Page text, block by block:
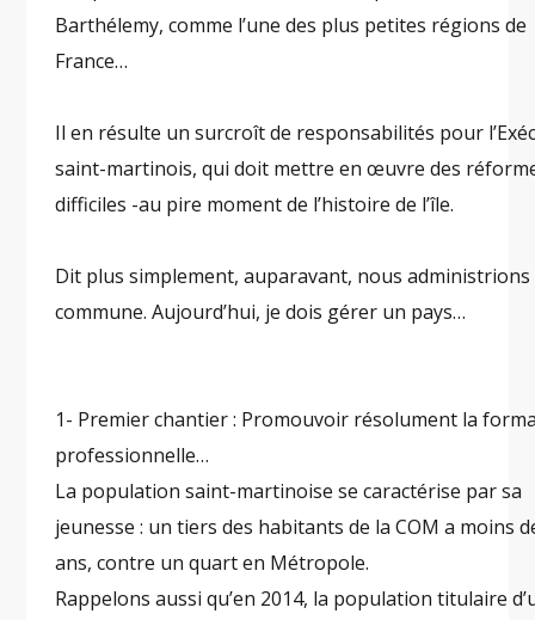
Barthélemy, comme l’une des plus petites régions de
France…
Il en résulte un surcroît de responsabilités pour
saint-martinois, qui doit mettre en œuvre des
difficiles -au pire moment de l’histoire de l’île.
Dit plus simplement, auparavant, nous
commune. Aujourd’hui, je dois gérer un pays…
1- Premier chantier : Promouvoir résolument la
professionnelle…
La population saint-martinoise se caractérise par sa
jeunesse : un tiers des habitants de la COM a moins
ans, contre un quart en Métropole.
Rappelons aussi qu’en 2014, la population titulaire